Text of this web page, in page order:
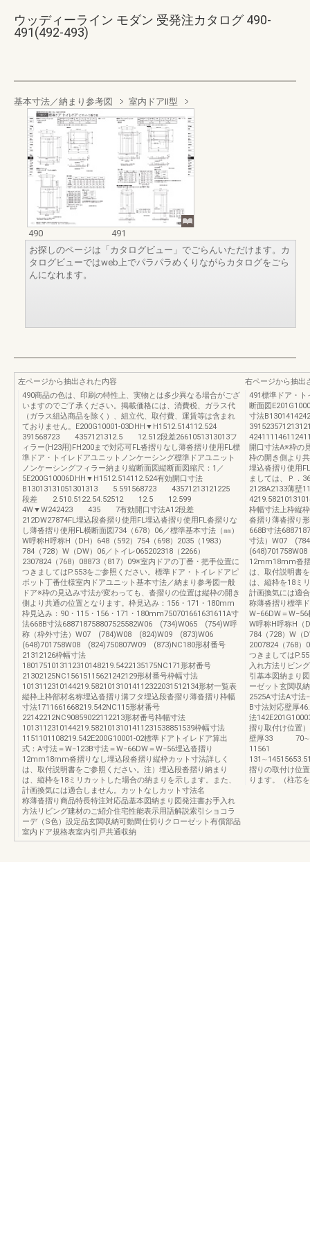
ウッディーライン モダン 受発注カタログ 490-
491(492-493)
基本寸法／納まり参考図 室内ドアII型
490
491
お探しのページは「カタログビュー」でごらんいただけます。カ
タログビューではweb上でパラパラめくりながらカタログをごら
んになれます。
左ページから抽出された内容
490商品の色は、印刷の特性上、実物とは多少異なる場合がござ
いますのでご了承ください。掲載価格には、消費税、ガラス代
（ガラス組込商品を除く）、組立代、取付費、運賃等は含まれ
ておりません。E200G10001-03DHH▼H1512.514112.524
391568723 4357121312.5 12.512段差2661051313013フ
ィラー(H23用)FH200まで対応可FL沓摺りなし薄沓摺り使用FL標
準ドア・トイレドアユニットノンケーシング標準ドアユニット
ノンケーシングフィラー納まり縦断面図縦断面図縮尺：1／
5E200G10006DHH▼H1512.514112.524有効開口寸法
B13013131051301313 5.591568723 43571213121225
段差 2.510.5122.54.52512 12.5 12.599
4W▼W242423 435 7有効開口寸法A12段差
212DW27874FL埋込段沓摺り使用FL埋込沓摺り使用FL沓摺りな
し薄沓摺り使用FL横断面図734（678）06／標準基本寸法（㎜）
W呼称H呼称H（DH）648（592）754（698）2035（1983）
784（728）W（DW）06／トイレ065202318（2266）
2307824（768）08873（817）09※室内ドアの丁番・把手位置に
つきましてはP.553をご参照ください。標準ドア・トイレドアピ
ボット丁番仕様室内ドアユニット基本寸法／納まり参考図一般
ドア※枠の見込み寸法が変わっても、沓摺りの位置は縦枠の開き
側より共通の位置となります。枠見込み：156・171・180mm
枠見込み：90・115・156・171・180mm750701661631611A寸
法668B寸法688718758807525582W06 (734)W065 (754)W呼
称（枠外寸法）W07 (784)W08 (824)W09 (873)W06
(648)701758W08 (824)750807W09 (873)NC180形材番号
21312126枠幅寸法
1801751013112310148219.5422135175NC171形材番号
21302125NC15615115621242129形材番号枠幅寸法
1013112310144219.58210131014112322031512134形材一覧表
縦枠上枠部材名称埋込沓摺り溝フタ埋込段沓摺り薄沓摺り枠幅
寸法1711661668219.542NC115形材番号
22142212NC90859022112213形材番号枠幅寸法
1013112310144219.5821013101411231538851539枠幅寸法
1151101108219.542E200G10001-02標準ドアトイレドア算出
式：A寸法＝W−123B寸法＝W−66DW＝W−56埋込沓摺り
12mm18mm沓摺りなし埋込段沓摺り縦枠カット寸法詳しく
は、取付説明書をご参照ください。注）埋込段沓摺り納まり
は、縦枠を18ミリカットした場合の納まりを示します。また、
計画換気には適合しません。カットなしカット寸法名
称薄沓摺り商品特長特注対応品基本図納まり図発注書お手入れ
方法リビング建材のご紹介住宅性能表示用語解説索引ショコラ
ーデ（S色）設定品玄関収納可動間仕切りクローゼット有償部品
室内ドア規格表室内引戸共通収納
右ページから抽出
491標準ドア・
断面図
寸法
開口寸法A※枠の
枠の開き側より
埋込沓摺り使用
ましては、Ｐ．
2128A2133薄壁
枠幅寸法上枠縦
沓摺り薄沓摺り
668B寸法
寸法）W07
12mm18mm沓
は、取付説明書
は、縦枠を18ミ
計画換気には
称薄沓摺り標準
W−66DW＝
W呼称H呼称H（
784（728）W（
2007824（768）
つきましては
入れ方法リビン
引基本図納まり
ーゼット玄関収
2525A寸法A寸
B寸法対応壁厚
法
摺り取付け位
壁厚33
11561
摺りの取付け位
ります。（柱芯